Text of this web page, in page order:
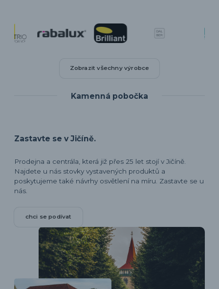
Zobrazit všechny výrobce
Kamenná pobočka
Zastavte se v Jičíně.
Prodejna a centrála, která již přes 25 let stojí v Jičíně.
Najdete u nás stovky vystavených produktů a
poskytujeme také návrhy osvětlení na míru. Zastavte se u
nás.
chci se podívat